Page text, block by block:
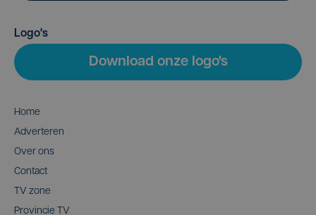
Logo's
Download onze logo's
Home
Adverteren
Over ons
Contact
TV zone
Provincie TV